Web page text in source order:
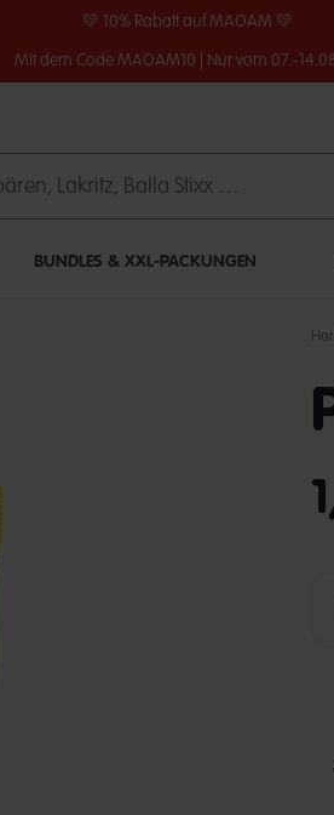
💛 10% Rabatt auf MAOAM 💛
Mit dem Code MAOAM10 | Nur vom 07.-
BUNDLES & XXL-PACKUNGEN